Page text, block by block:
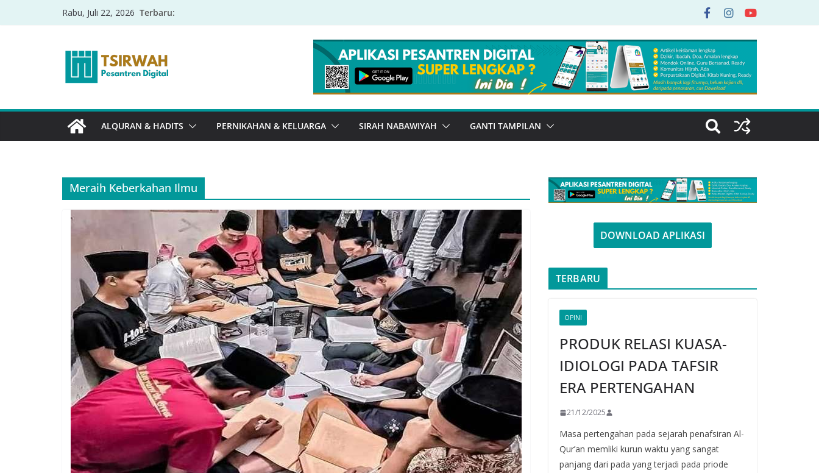
Rabu, Juli 22, 2026 Terbaru:
ALQURAN & HADITS PERNIKAHAN & KELUARGA SIRAH NABAWIYAH GANTI TAMPILAN
Meraih Keberkahan Ilmu
DOWNLOAD APLIKASI
TERBARU
OPINI
PRODUK RELASI KUASA-
IDIOLOGI PADA TAFSIR
ERA PERTENGAHAN
21/12/2025
Masa pertengahan pada sejarah penafsiran Al-
Qur’an memliki kurun waktu yang sangat
panjang dari pada yang terjadi pada priode